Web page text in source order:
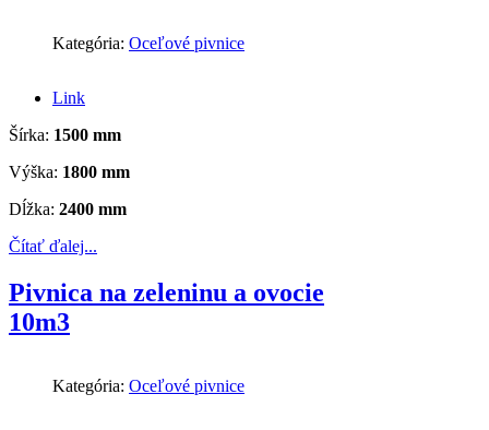
Kategória: Oceľové pivnice
Link
Šírka: 1500 mm
Výška: 1800 mm
Dĺžka: 2400 mm
Čítať ďalej...
Pivnica na zeleninu a ovocie
10m3
Kategória: Oceľové pivnice